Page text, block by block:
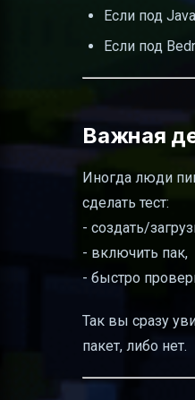
Если под
Если под
Важная
Иногда люди
сделать тест:
- создать/
- включить пак,
- быстро
Так вы сразу
пакет, либо нет.